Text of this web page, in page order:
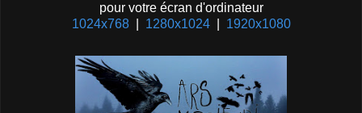
pour votre écran d'ordinateur
1024x768| 1280x1024| 1920x1080